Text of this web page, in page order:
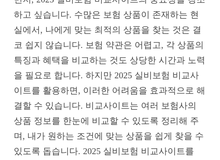
하고 싶습니다. 수많은 보험 상품이 존재하는 현
실에서, 나에게 맞는 최적의 상품을 찾는 것은 결
코 쉽지 않습니다. 보험 약관은 어렵고, 각 상품의
특징과 혜택을 비교하는 것도 상당한 시간과 노력
을 필요로 합니다. 하지만 2025 실비보험 비교사
이트를 활용하면, 이러한 어려움을 효과적으로 해
결할 수 있습니다. 비교사이트는 여러 보험사의
상품 정보를 한눈에 비교할 수 있도록 정리해 주
며, 내가 원하는 조건에 맞는 상품을 쉽게 찾을 수
있도록 돕습니다. 2025 실비보험 비교사이트를